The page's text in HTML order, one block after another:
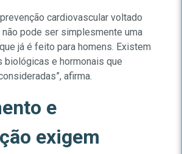
cardiovascular voltado
não pode ser simplesmente uma
já é feito para homens. Existem
biológicas e hormonais que
afirma.
e
exigem